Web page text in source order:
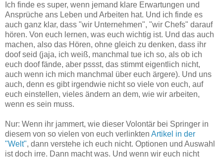
Ich finde es super, wenn jemand klare Erwartungen und
Ansprüche ans Leben und Arbeiten hat. Und ich finde es
auch ganz klar, dass "wir Unternehmen", "wir Chefs" darauf
hören. Von euch lernen, was euch wichtig ist. Und das auch
machen, also das Hören, ohne gleich zu denken, dass ihr
doof seid (jaja, ich weiß, manchmal tue ich so, als ob ich
euch doof fände, aber pssst, das stimmt eigentlich nicht,
auch wenn ich mich manchmal über euch ärgere). Und uns
auch, denn es gibt irgendwie nicht so viele von euch, auf
euch einstellen, vieles ändern an dem, wie wir arbeiten,
wenn es sein muss.
Nur: Wenn ihr jammert, wie dieser Volontär bei Springer in
diesem von so vielen von euch verlinkten Artikel in der
"Welt", dann verstehe ich euch nicht. Optionen und Auswahl
ist doch irre. Dann macht was. Und wenn wir euch nicht